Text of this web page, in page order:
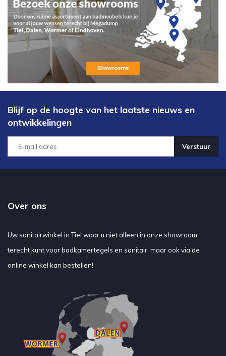
Blijf op de hoogte van het laatste nieuws en
ontwikkelingen
Verstuur
Over ons
Uw sanitairwinkel in Tiel waar u niet alleen in onze showroom
terecht kunt voor badkamertegels en sanitair, maar ook via de
online winkel kan bestellen!